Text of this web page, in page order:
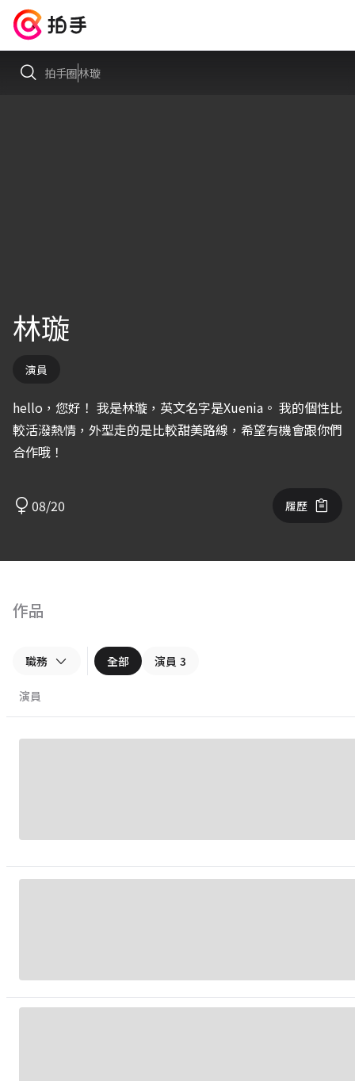
拍手圈林璇
林璇
演員
hello，您好！ 我是林璇，英文名字是Xuenia。 我的個性比
較活潑熱情，外型走的是比較甜美路線，希望有機會跟你們
合作哦！
08/20 履歷
作品
職務 全部 演員 3
演員